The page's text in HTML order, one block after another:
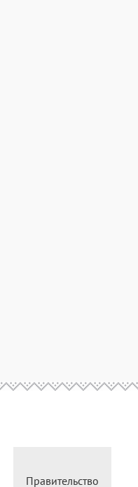
Правительство